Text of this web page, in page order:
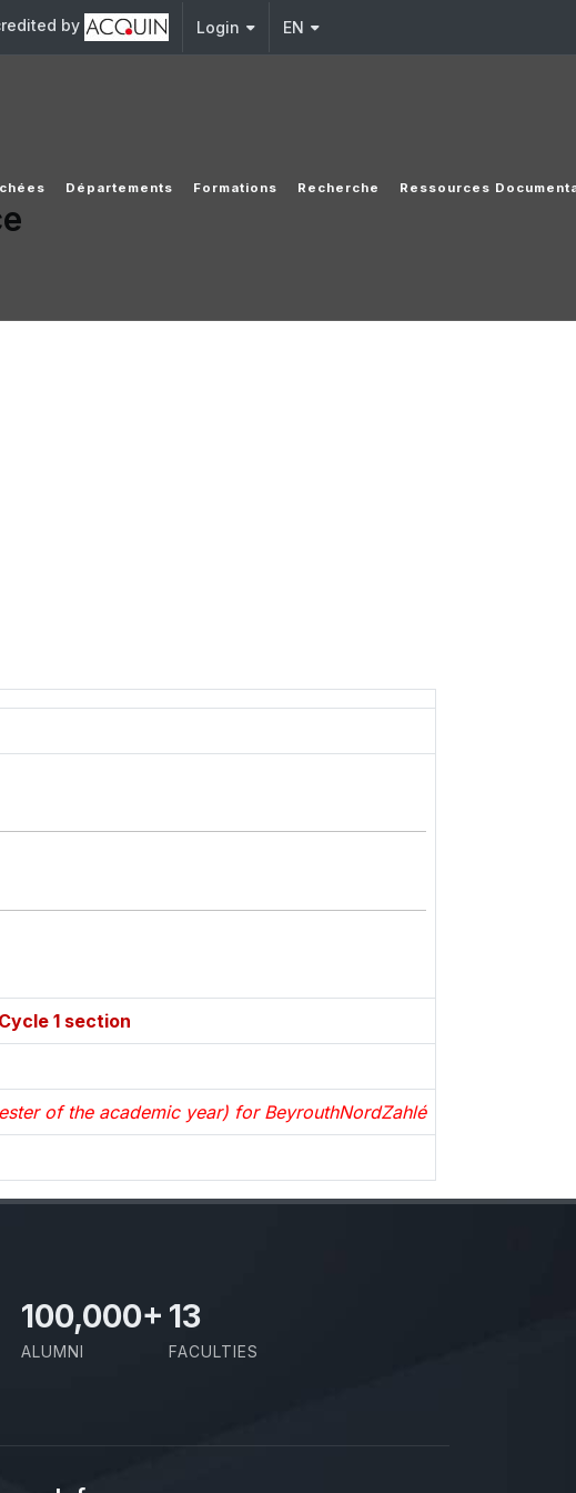
by Login EN
Départements Formations Recherche Ressources
1 section
of the academic year) for BeyrouthNordZahlé
100,000+
ALUMNI
13
FACULTIES